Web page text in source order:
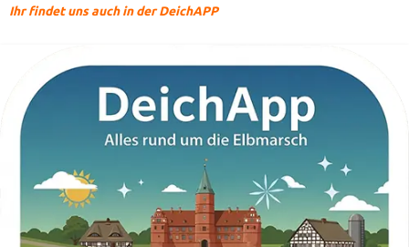
Ihr findet uns auch in der DeichAPP